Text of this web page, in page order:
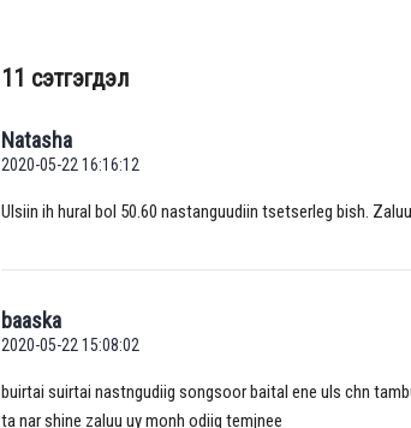
11 сэтгэгдэл
Natasha
2020-05-22 16:16:12
Ulsiin ih hural bol 50.60 nastanguudiin tsetserleg bish.
baaska
2020-05-22 15:08:02
buirtai suirtai nastngudiig songsoor baital ene uls chn
ta nar shine zaluu uy monh odiig temjnee